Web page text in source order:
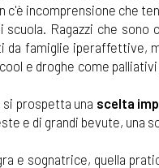
c'è incomprensione che
Ragazzi che
famiglie iperaffettive,
e droghe come
prospetta una scelta
e di grandi bevute, una
e sognatrice, quella